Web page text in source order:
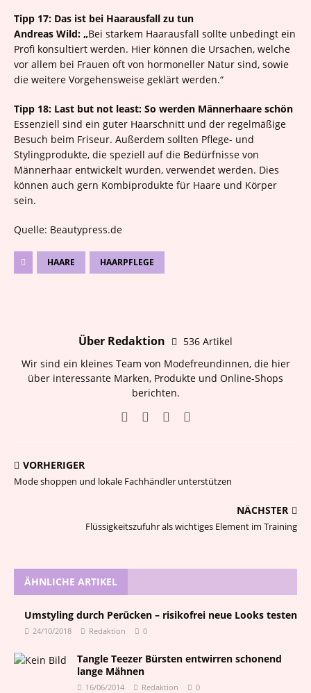
Tipp 17: Das ist bei Haarausfall zu tun
Andreas Wild: „Bei starkem Haarausfall sollte unbedingt ein
Profi konsultiert werden. Hier können die Ursachen, welche
vor allem bei Frauen oft von hormoneller Natur sind, sowie
die weitere Vorgehensweise geklärt werden.“
Tipp 18: Last but not least: So werden Männerhaare schön
Essenziell sind ein guter Haarschnitt und der regelmäßige
Besuch beim Friseur. Außerdem sollten Pflege- und
Stylingprodukte, die speziell auf die Bedürfnisse von
Männerhaar entwickelt wurden, verwendet werden. Dies
können auch gern Kombiprodukte für Haare und Körper
sein.
Quelle: Beautypress.de
HAARE HAARPFLEGE
Über Redaktion
536 Artikel
Wir sind ein kleines Team von Modefreundinnen, die hier
über interessante Marken, Produkte und Online-Shops
berichten.
VORHERIGER
Mode shoppen und lokale Fachhändler unterstützen
NÄCHSTER
Flüssigkeitszufuhr als wichtiges Element im Training
ÄHNLICHE ARTIKEL
Umstyling durch Perücken – risikofrei neue Looks testen
24/10/2018 Redaktion 0
Tangle Teezer Bürsten entwirren schonend
lange Mähnen
16/06/2014 Redaktion 0